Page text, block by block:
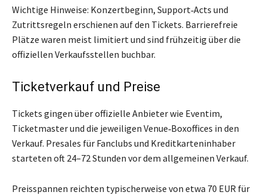
Wichtige Hinweise: Konzertbeginn, Support‑Acts und
Zutrittsregeln erschienen auf den Tickets. Barrierefreie
Plätze waren meist limitiert und sind frühzeitig über die
offiziellen Verkaufsstellen buchbar.
Ticketverkauf und Preise
Tickets gingen über offizielle Anbieter wie Eventim,
Ticketmaster und die jeweiligen Venue‑Boxoffices in den
Verkauf. Presales für Fanclubs und Kreditkarteninhaber
starteten oft 24–72 Stunden vor dem allgemeinen Verkauf.
Preisspannen reichten typischerweise von etwa 70 EUR für